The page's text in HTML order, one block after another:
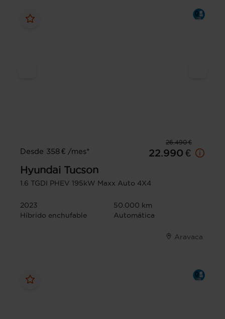
26.490 €
Desde 358 € /mes*
22.990 €
Hyundai Tucson
1.6 TGDI PHEV 195kW Maxx Auto 4X4
2023
50.000 km
Híbrido enchufable
Automática
Aravaca